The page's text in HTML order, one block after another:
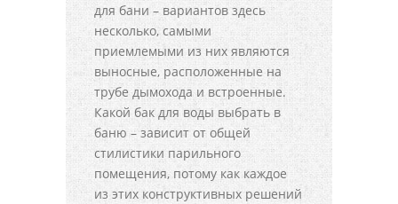
для бани – вариантов здесь
несколько, самыми
приемлемыми из них являются
выносные, расположенные на
трубе дымохода и встроенные.
Какой бак для воды выбрать в
баню – зависит от общей
стилистики парильного
помещения, потому как каждое
из этих конструктивных решений